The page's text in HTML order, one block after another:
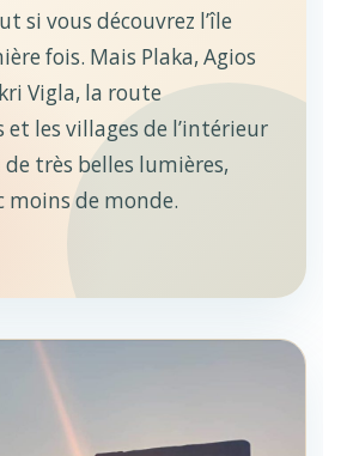
si vous découvrez l’île
fois. Mais Plaka, Agios
Vigla, la route
et les villages de l’intérieur
très belles lumières,
moins de monde.